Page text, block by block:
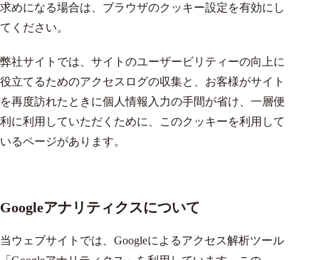
求めになる場合は、ブラウザのクッキー設定を有効にし
てください。
弊社サイトでは、サイトのユーザービリティーの向上に
役立てるためのアクセスログの収集と、お客様がサイト
を再度訪れたときに個人情報入力の手間が省け、一層便
利に利用していただくために、このクッキーを利用して
いるページがあります。
Googleアナリティクスについて
当ウェブサイトでは、Googleによるアクセス解析ツール